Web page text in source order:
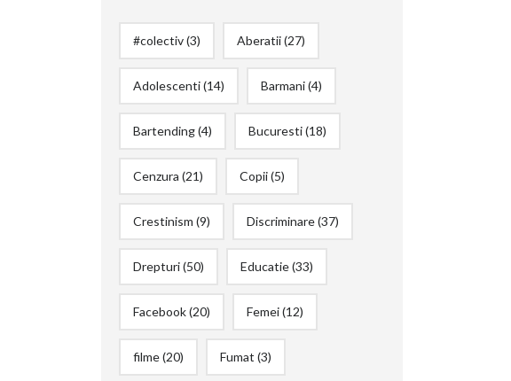
#colectiv(3) Aberatii(27)
Adolescenti(14) Barmani(4)
Bartending(4) Bucuresti(18)
Cenzura (21) Copii(5)
Crestinism (9) Discriminare(37)
Drepturi(50) Educatie(33)
Facebook(20) Femei(12)
filme(20) Fumat (3)